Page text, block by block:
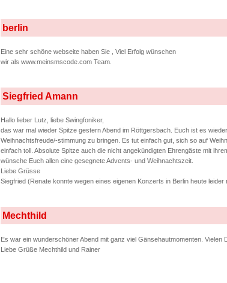
berlin
Eine sehr schöne webseite haben Sie , Viel Erfolg wünschen
wir als www.meinsmscode.com Team.
Siegfried Amann
Hallo lieber Lutz, liebe Swingfoniker,
das war mal wieder Spitze gestern Abend im Röttgersbach. Euch ist es
Weihnachtsfreude/-stimmung zu bringen. Es tut einfach gut, sich so auf
einfach toll. Absolute Spitze auch die nicht angekündigten Ehrengäste mit
wünsche Euch allen eine gesegnete Advents- und Weihnachtszeit.
Liebe Grüsse
Siegfried (Renate konnte wegen eines eigenen Konzerts in Berlin heute leider
Mechthild
Es war ein wunderschöner Abend mit ganz viel Gänsehautmomenten.
Liebe Grüße Mechthild und Rainer